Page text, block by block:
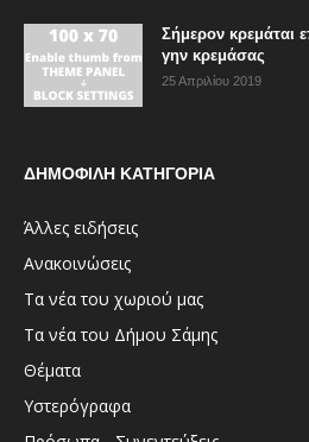
Σήμερον κρεμάται
γην κρεμάσας
25 Απριλίου 2019
ΔΗΜΟΦΙΛΗ ΚΑΤΗΓΟΡΙΑ
Άλλες ειδήσεις
Ανακοινώσεις
Τα νέα του χωριού μας
Τα νέα του Δήμου Σάμης
Θέματα
Υστερόγραφα